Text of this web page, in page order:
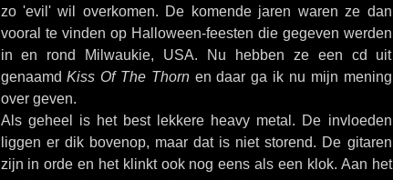
zo 'evil' wil overkomen. De komende jaren waren ze dan
vooral te vinden op Halloween-feesten die gegeven werden
in en rond Milwaukie, USA. Nu hebben ze een cd uit
genaamdKiss Of The Thornen daar ga ik nu mijn mening
over geven.
Als geheel is het best lekkere heavy metal. De invloeden
liggen er dik bovenop, maar dat is niet storend. De gitaren
zijn in orde en het klinkt ook nog eens als een klok. Aan het